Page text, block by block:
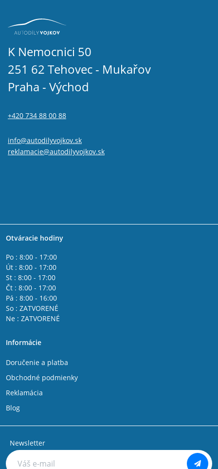
K Nemocnici 50
251 62 Tehovec - Mukařov
Praha - Východ
+420 734 88 00 88
info@autodilyvojkov.sk
reklamacie@autodilyvojkov.sk
Otváracie hodiny
Po : 8:00 - 17:00
Út : 8:00 - 17:00
St : 8:00 - 17:00
Čt : 8:00 - 17:00
Pá : 8:00 - 16:00
So : ZATVORENÉ
Ne : ZATVORENÉ
Informácie
Doručenie a platba
Obchodné podmienky
Reklamácia
Blog
Newsletter